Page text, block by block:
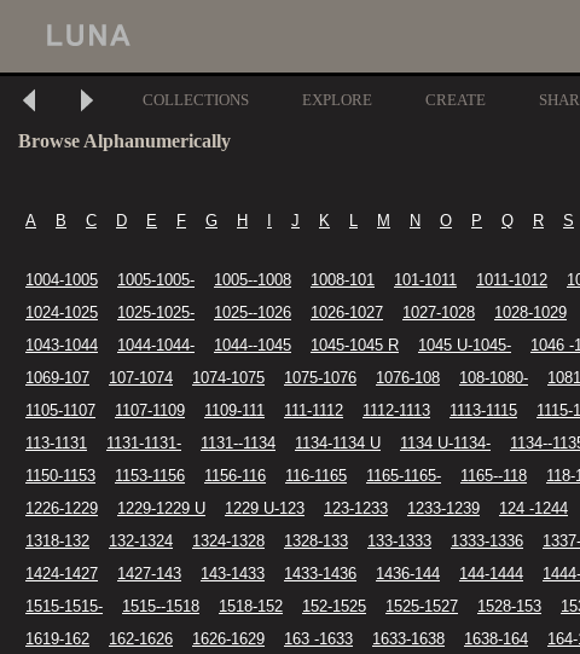
COLLECTIONS EXPLORE CREATE
Browse Alphanumerically
A B C D E F G H J K L M N O P Q R S
1004-1005
1005-1005- 1005--1008 1008-101 101-1011 1011-1012
1024-1025
1025-1025- 1025--1026 1026-1027 1027-1028 1028-1029
1043-1044
1044-1044- 1044--1045 1045-1045 R 1045 U-1045- 1046 -
1069-107
107-1074 1074-1075 1075-1076 1076-108 108-1080-
1105-1107
1107-1109 1109-111 111-1112 1112-1113 1113-1115 1115-
113-1131
1131-1131- 1131--1134 1134-1134 U 1134 U-1134- 1134--
1150-1153
1153-1156 1156-116 116-1165 1165-1165- 1165--118 118-
1226-1229
1229-1229 U 1229 U-123 123-1233 1233-1239 124 -1244
1318-132
132-1324 1324-1328 1328-133 133-1333 1333-1336
1424-1427
1427-143 143-1433 1433-1436 1436-144 144-1444
1515-1515-
1515--1518 1518-152 152-1525 1525-1527 1528-153
1619-162
162-1626 1626-1629 163 -1633 1633-1638 1638-164